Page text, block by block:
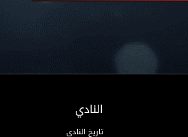
النادي
تاريخ النادي